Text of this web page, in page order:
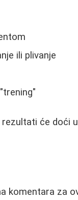
ili plivanje
će doći
komentara za